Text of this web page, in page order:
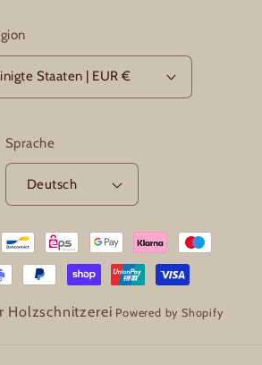
Vereinigte Staaten | EUR €
Sprache
Deutsch
Holzschnitzerei Powered by Shopify